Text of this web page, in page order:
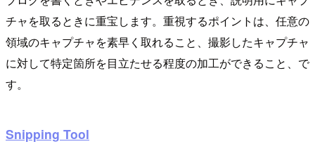
チャを取るときに重宝します。重視するポイントは、任意の
領域のキャプチャを素早く取れること、撮影したキャプチャ
に対して特定箇所を目立たせる程度の加工ができること、で
す。
Snipping Tool